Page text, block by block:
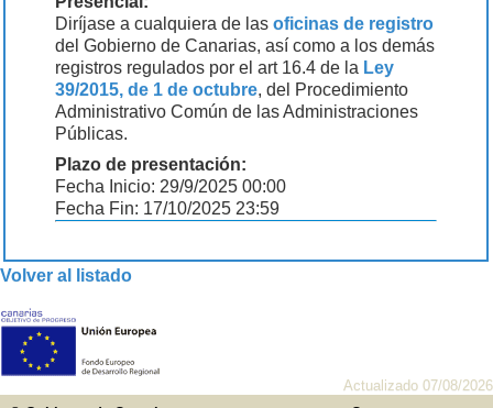
Diríjase a cualquiera de lasoficinas de registro
del Gobierno de Canarias, así como a los demás
registros regulados por el art 16.4 de la Ley
39/2015, de 1 de octubre, del Procedimiento
Administrativo Común de las Administraciones
Públicas.
Plazo de presentación:
Fecha Inicio: 29/9/2025 00:00
Fecha Fin: 17/10/2025 23:59
Volver al listado
Actualizado 07/08/2026